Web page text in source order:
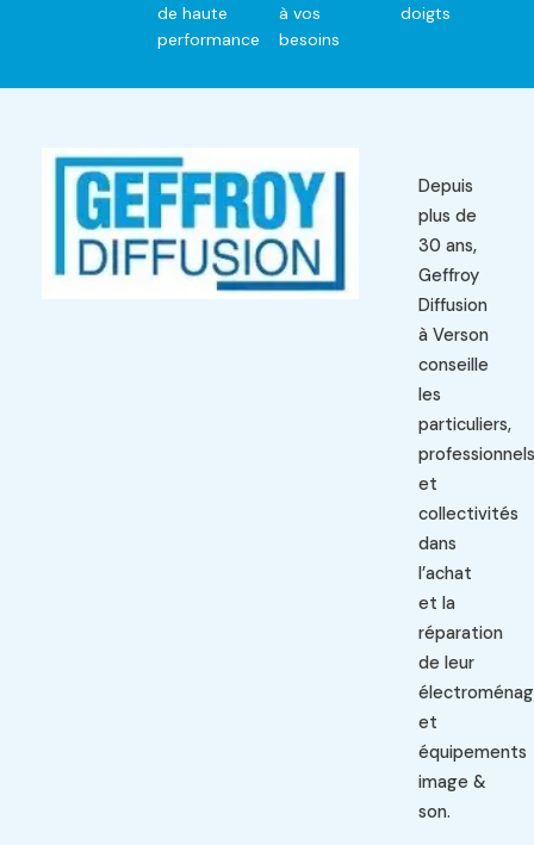
de haute
performance
à vos
besoins
doigts
Depuis
plus de
30 ans,
Geffroy
Diffusion
à Verson
conseille
les
particuliers,
professionnels
et
collectivités
dans
l’achat
et la
réparation
de leur
et
équipements
image &
son.